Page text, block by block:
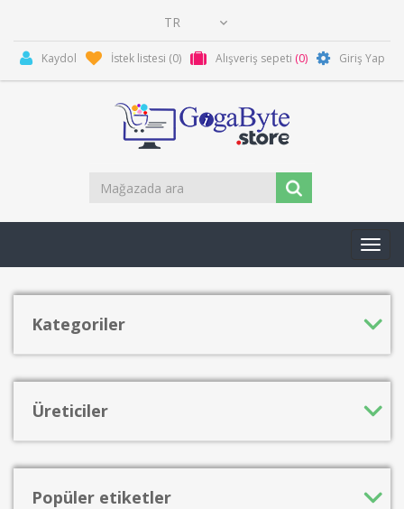
Kaydol İstek listesi (0) Alışveriş sepeti (0) Giriş Yap
Kategoriler
Üreticiler
Popüler etiketler